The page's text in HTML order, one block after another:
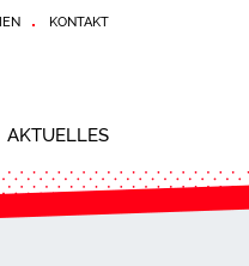
KONTAKT
AKTUELLES